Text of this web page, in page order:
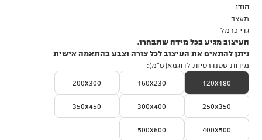
הודו
מעצב
גדי כרמל
העיצוב מגיע בכל מידה שתבחרו,
ניתן להתאים את העיצוב לכל צורה וצבע בהתאמה אישית
מידות סטנדרטיות לדוגמא(ס״מ):
120x180
160x230
200x300
250x350
300x400
350x450
400x500
500x600